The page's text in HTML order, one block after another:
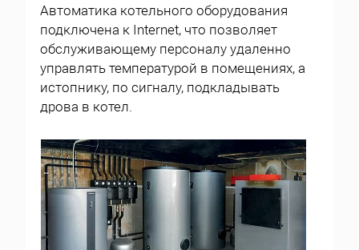
Автоматика котельного оборудования
подключена к Internet, что позволяет
обслуживающему персоналу удаленно
управлять температурой в помещениях, а
истопнику, по сигналу, подкладывать
дрова в котел.